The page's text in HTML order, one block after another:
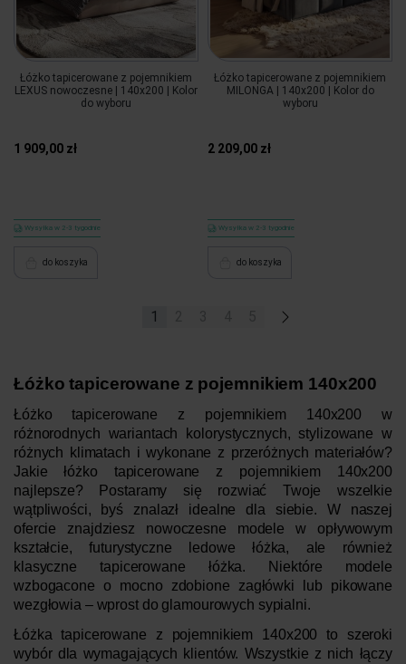
Łóżko tapicerowane z pojemnikiem
LEXUS nowoczesne | 140x200 | Kolor
do wyboru
1 909,00 zł
Wysyłka w 2-3 tygodnie
do koszyka
Łóżko tapicerowane z pojemnikiem
MILONGA | 140x200 | Kolor do
wyboru
2 209,00 zł
Wysyłka w 2-3 tygodnie
do koszyka
1 »
Łóżko tapicerowane z pojemnikiem 140x200
Łóżko tapicerowane z pojemnikiem 140x200 w
różnorodnych wariantach kolorystycznych, stylizowane w
różnych klimatach i wykonane z przeróżnych materiałów?
Jakie łóżko tapicerowane z pojemnikiem 140x200
najlepsze? Postaramy się rozwiać Twoje wszelkie
wątpliwości, byś znalazł idealne dla siebie. W naszej
ofercie znajdziesz nowoczesne modele w opływowym
kształcie, futurystyczne ledowe łóżka, ale również
klasyczne tapicerowane łóżka. Niektóre modele
wzbogacone o mocno zdobione zagłówki lub pikowane
wezgłowia – wprost do glamourowych sypialni.
Łóżka tapicerowane z pojemnikiem 140x200 to szeroki
wybór dla wymagających klientów. Wszystkie z nich łączy